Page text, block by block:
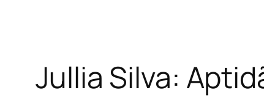
Jullia Silva: